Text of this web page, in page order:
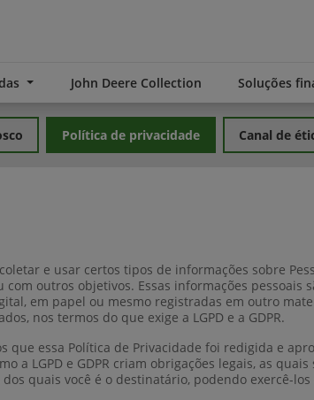
John Deere Collection Soluções
Política de privacidade Canal de
e usar certos tipos de informações sobre
outros objetivos. Essas informações pessoais
em papel ou mesmo registradas em outro
nos termos do que exige a LGPD e a GDPR.
que essa Política de Privacidade foi redigida e
a LGPD e GDPR criam obrigações legais, as
quais você é o destinatário, podendo exercê-